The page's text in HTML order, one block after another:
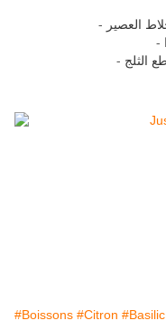
#Boissons #Citron #Basilic